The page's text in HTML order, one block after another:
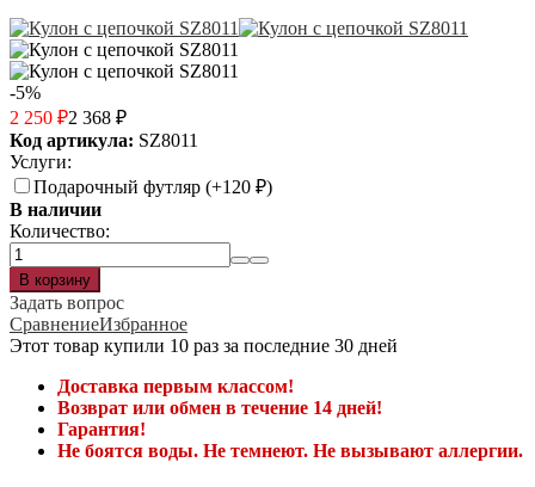
-5%
2 250 ₽2 368 ₽
Код артикула: SZ8011
Услуги:
Подарочный футляр (+120 ₽)
В наличии
Количество:
Задать вопрос
СравнениеИзбранное
Этот товар купили 10 раз за последние 30 дней
Доставка первым классом!
Возврат или обмен в течение 14 дней!
Гарантия!
Не боятся воды. Не темнеют. Не вызывают аллергии.